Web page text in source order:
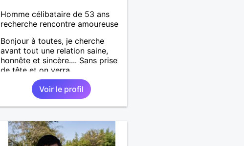
Homme célibataire de 53 ans
recherche rencontre amoureuse
Bonjour à toutes, je cherche
avant tout une relation saine,
honnête et sincère.... Sans prise
de tête et on verra
Voir le profil